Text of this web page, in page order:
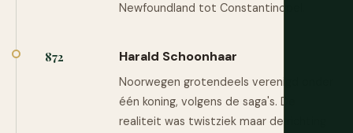
Newfoundland tot Constantinopel.
872 Harald Schoonhaar
Noorwegen grotendeels verenigd onder
één koning, volgens de saga's. De
realiteit was twistziek maar de richting